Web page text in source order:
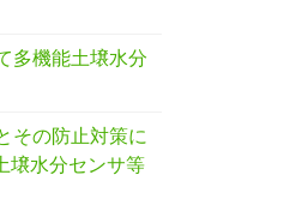
多機能土壌水分
その防止対策に
壌水分センサ等